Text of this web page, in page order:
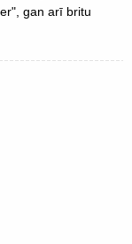
gan arī britu